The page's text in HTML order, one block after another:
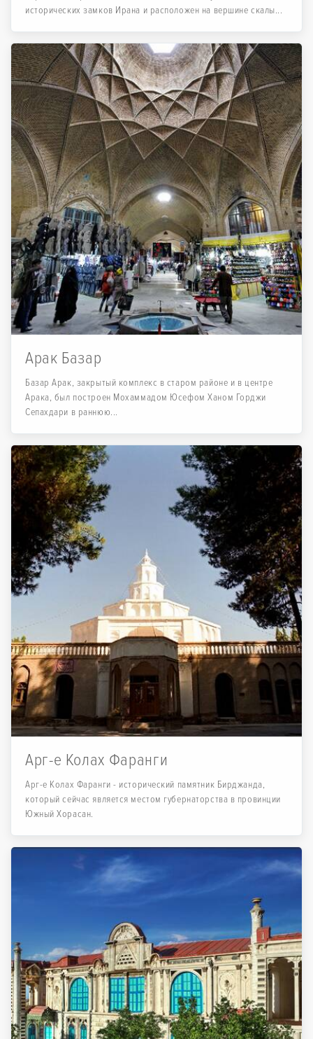
исторических замков Ирана и расположен на вершине скалы...
Арак Базар
Базар Арак, закрытый комплекс в старом районе и в центре
Арака, был построен Мохаммадом Юсефом Ханом Горджи
Сепахдари в раннюю...
Арг-e Колах Фаранги
Арг-е Колах Фаранги - исторический памятник Бирджанда,
который сейчас является местом губернаторства в провинции
Южный Хорасан.